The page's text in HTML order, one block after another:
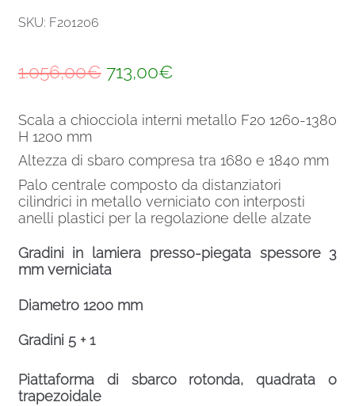
SKU: F201206
1.056,00€ Il
originale
era:
1.056,00€.
713,00€Il
attuale
è:
713,00€.
Scala a chiocciola interni metallo F20 1260-1380
H 1200 mm
Altezza di sbaro compresa tra 1680 e 1840 mm
Palo centrale composto da distanziatori
cilindrici in metallo verniciato con interposti
anelli plastici per la regolazione delle alzate
Gradini in lamiera presso-piegata spessore 3
mm verniciata
Diametro 1200 mm
Gradini 5 + 1
Piattaforma di sbarco rotonda, quadrata o
trapezoidale